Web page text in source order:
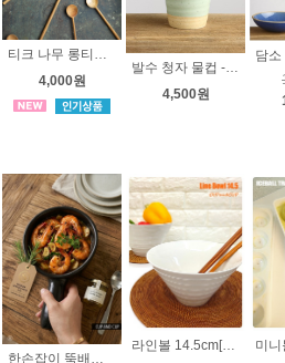
티크 나무 롱티스푼
4,000원
발수 청자 물컵 - 한국 고급도자기
4,500원
라인볼 14.5cm[오븐용도자기] 빙수볼, 아이스크림, 소면기,